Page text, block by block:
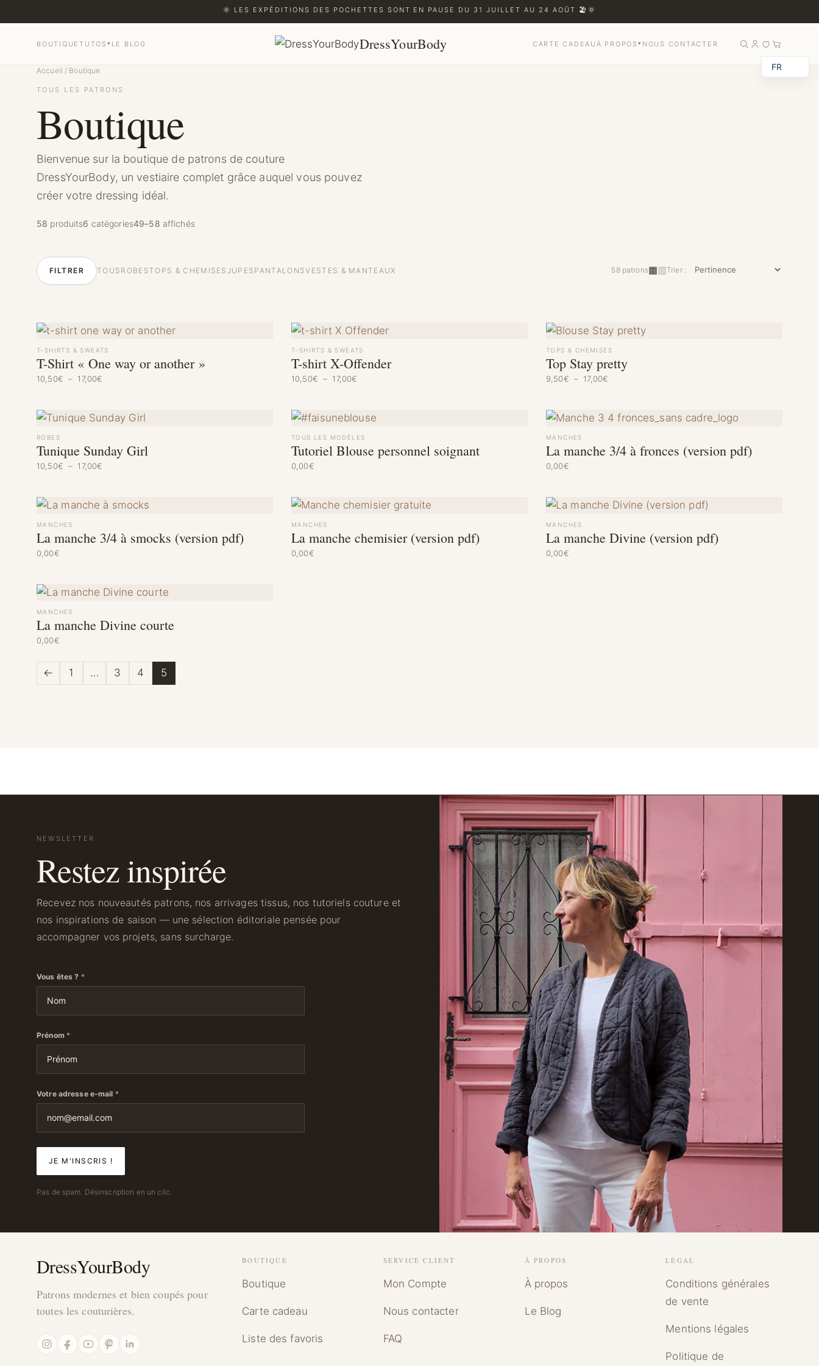
Boutique
🌞 LES EXPÉDITIONS DES POCHETTES SONT EN PAUSE DU 31 JUILLET AU 24 AOÛT 🏖️🌞
BOUTIQUETUTOS ▾ LE BLOG DressYourBody CARTE CADEAU À PROPOS ▾ NOUS CONTACTER
Accueil / Boutique
TOUS LES PATRONS
Boutique
Bienvenue sur la boutique de patrons de couture
DressYourBody, un vestiaire complet grâce auquel vous pouvez
créer votre dressing idéal.
58 produits6 catégories49–58 affichés
FILTRER TOUS ROBESTOPS & CHEMISES JUPES PANTALONSVESTES & MANTEAUX 58 patrons▦▥Trier :
T-SHIRTS & SWEATS
T-Shirt « One way or another »
10,50€ – 17,00€
T-SHIRTS & SWEATS
T-shirt X-Offender
10,50€ – 17,00€
TOPS & CHEMISES
Top Stay pretty
9,50€ – 17,00€
ROBES
Tunique Sunday Girl
10,50€ – 17,00€
TOUS LES MODÈLES
Tutoriel Blouse personnel soignant
0,00€
MANCHES
La manche 3/4 à fronces (version pdf)
0,00€
MANCHES
La manche 3/4 à smocks (version pdf)
0,00€
MANCHES
La manche chemisier (version pdf)
0,00€
MANCHES
La manche Divine (version pdf)
0,00€
MANCHES
La manche Divine courte
0,00€
← 1 … 3 4 5
NEWSLETTER
Restez inspirée
Recevez nos nouveautés patrons, nos arrivages tissus, nos tutoriels couture et
nos inspirations de saison — une sélection éditoriale pensée pour
accompagner vos projets, sans surcharge.
Vous êtes ? *
Prénom *
Votre adresse e-mail *
Pas de spam. Désinscription en un clic.
DressYourBody
Patrons modernes et bien coupés pour
toutes les couturières.
InstagramFacebookYouTubePinterestLinkedIn
BOUTIQUE
Boutique
Carte cadeau
Liste des favoris
SERVICE CLIENT
Mon Compte
Nous contacter
FAQ
À PROPOS
À propos
Le Blog
LÉGAL
Conditions générales
de vente
Mentions légales
Politique de
FR